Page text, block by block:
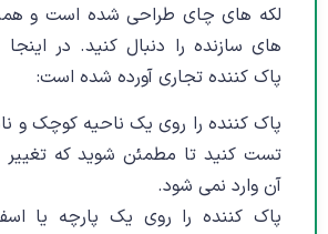
لکه های چای طراحی شده است و
های سازنده را دنبال کنید. در اینجا
پاک کننده تجاری آورده شده است:
پاک کننده را روی یک ناحیه کوچک
تست کنید تا مطمئن شوید که تغییر
آن وارد نمی شود.
پاک کننده را روی یک پارچه یا